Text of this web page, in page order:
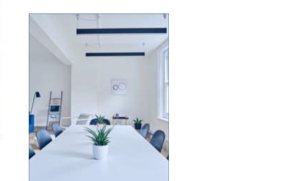
fastighetsägare som vill
sänka sina
energikostnader och